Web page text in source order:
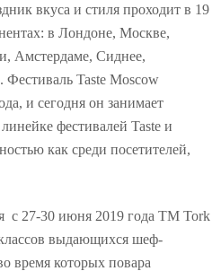
вкуса и стиля проходит в 19
в Лондоне, Москве,
Амстердаме, Сиднее,
Taste Moscow
и сегодня он занимает
фестивалей Taste и
как среди посетителей,
с 27-30 июня 2019 года ТМ Tork
выдающихся шеф-
время которых повара